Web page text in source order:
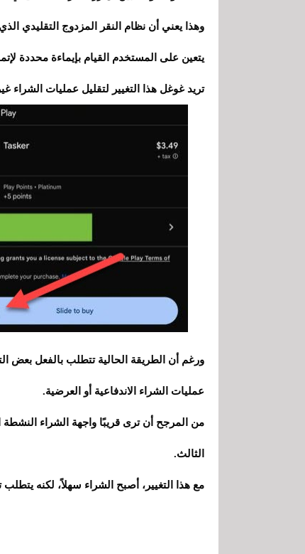
وهذا يعني أن نظام النقر المزدوج التقليدي
يتعين على المستخدم القيام بإيماءة محددة
تريد غوغل هذا التغيير لتقليل عمليات الشراء
ورغم أن الطريقة الحالية تتطلب بالفعل بعض
عمليات الشراء الاندفاعية أو العرضية.
من المرجح أن ترى قريبًا واجهة الشراء
الثالث.
مع هذا التغيير، أصبح الشراء سهلاً، لكنه يتطلب